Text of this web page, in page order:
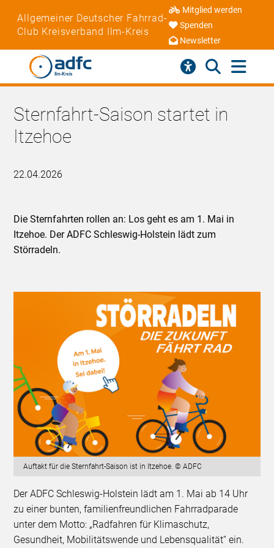
Allgemeiner Deutscher Fahrrad-
Club Kreisverband Ilm-Kreis
Mitglied werden
Spenden
Newsletter
Sternfahrt-Saison startet in
Itzehoe
22.04.2026
Die Sternfahrten rollen an: Los geht es am 1. Mai in
Itzehoe. Der ADFC Schleswig-Holstein lädt zum
Störradeln.
Auftakt für die Sternfahrt-Saison ist in Itzehoe. © ADFC
Der ADFC Schleswig-Holstein lädt am 1. Mai ab 14 Uhr
zu einer bunten, familienfreundlichen Fahrradparade
unter dem Motto: „Radfahren für Klimaschutz,
Gesundheit, Mobilitätswende und Lebensqualität“ ein.